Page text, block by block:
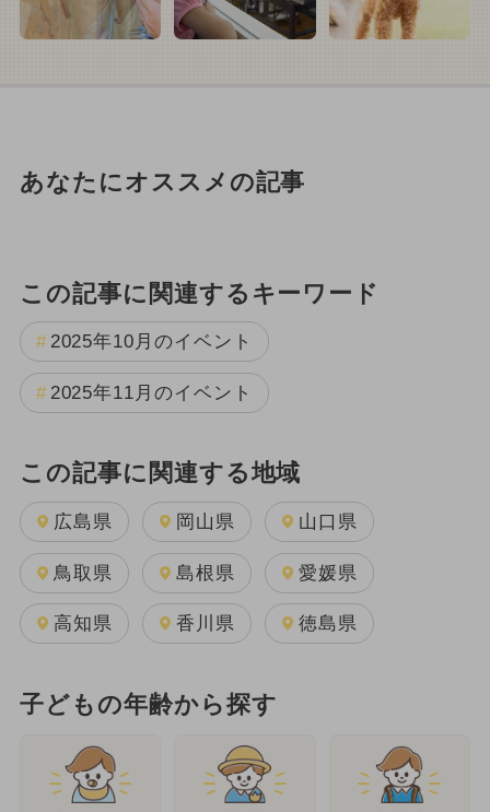
あなたにオススメの記事
この記事に関連するキーワード
2025年10月のイベント
2025年11月のイベント
この記事に関連する地域
広島県 岡山県 山口県
鳥取県 島根県 愛媛県
高知県 香川県 徳島県
子どもの年齢から探す